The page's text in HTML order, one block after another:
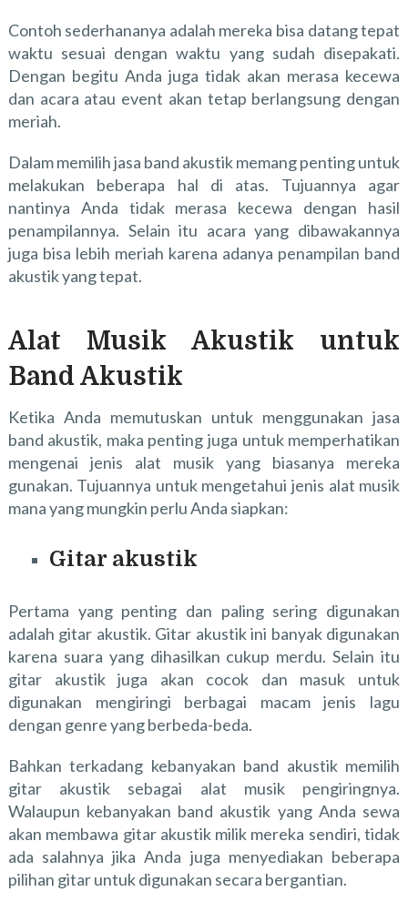
Contoh sederhananya adalah mereka bisa datang tepat
waktu sesuai dengan waktu yang sudah disepakati.
Dengan begitu Anda juga tidak akan merasa kecewa
dan acara atau event akan tetap berlangsung dengan
meriah.
Dalam memilih jasa band akustik memang penting untuk
melakukan beberapa hal di atas. Tujuannya agar
nantinya Anda tidak merasa kecewa dengan hasil
penampilannya. Selain itu acara yang dibawakannya
juga bisa lebih meriah karena adanya penampilan band
akustik yang tepat.
Alat Musik Akustik untuk
Band Akustik
Ketika Anda memutuskan untuk menggunakan jasa
band akustik, maka penting juga untuk memperhatikan
mengenai jenis alat musik yang biasanya mereka
gunakan. Tujuannya untuk mengetahui jenis alat musik
mana yang mungkin perlu Anda siapkan:
Gitar akustik
Pertama yang penting dan paling sering digunakan
adalah gitar akustik. Gitar akustik ini banyak digunakan
karena suara yang dihasilkan cukup merdu. Selain itu
gitar akustik juga akan cocok dan masuk untuk
digunakan mengiringi berbagai macam jenis lagu
dengan genre yang berbeda-beda.
Bahkan terkadang kebanyakan band akustik memilih
gitar akustik sebagai alat musik pengiringnya.
Walaupun kebanyakan band akustik yang Anda sewa
akan membawa gitar akustik milik mereka sendiri, tidak
ada salahnya jika Anda juga menyediakan beberapa
pilihan gitar untuk digunakan secara bergantian.